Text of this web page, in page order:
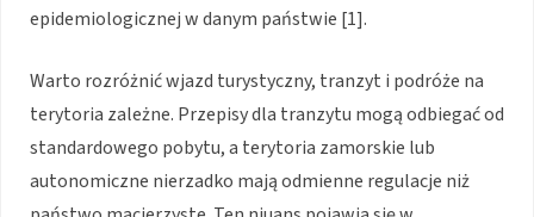
epidemiologicznej w danym państwie [1].
Warto rozróżnić wjazd turystyczny, tranzyt i podróże na
terytoria zależne. Przepisy dla tranzytu mogą odbiegać od
standardowego pobytu, a terytoria zamorskie lub
autonomiczne nierzadko mają odmienne regulacje niż